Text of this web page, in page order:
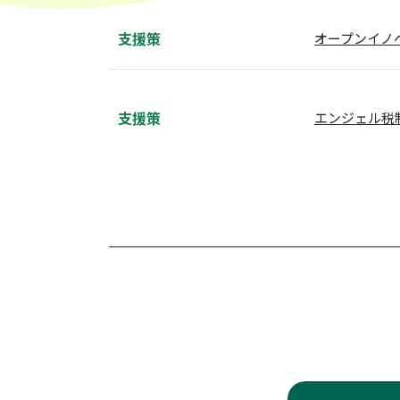
支援策 オープンイノ
支援策 エンジェル税